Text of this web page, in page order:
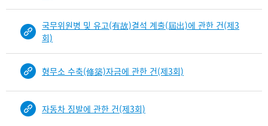
국무위원병 및 유고(有故)결석 계출(屆出)에 관한 건(제3
회)
형무소 수축(修築)자금에 관한 건(제3회)
자동차 징발에 관한 건(제3회)